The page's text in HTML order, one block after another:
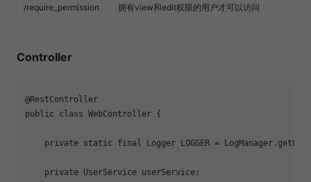
/require_permission 拥有view和edit权限的用户才可以访问
Controller
@RestController
public
class WebController {
private static final Logger LOGGER =
private UserService userService;